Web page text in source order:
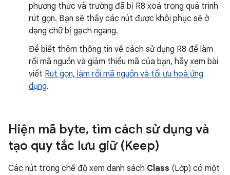
phương thức và trường đã bị R8 xoá trong quá trình
rút gọn. Bạn sẽ thấy các nút được khôi phục sẽ ở
dạng chữ bị gạch ngang.
Để biết thêm thông tin về cách sử dụng R8 để làm
rối mã nguồn và giảm thiểu mã của bạn, hãy xem bài
viết Rút gọn, làm rối mã nguồn và tối ưu hoá ứng
dụng.
Hiện mã byte, tìm cách sử dụng và
tạo quy tắc lưu giữ (Keep)
Các nút trong chế độ xem danh sách Class (Lớp) có một